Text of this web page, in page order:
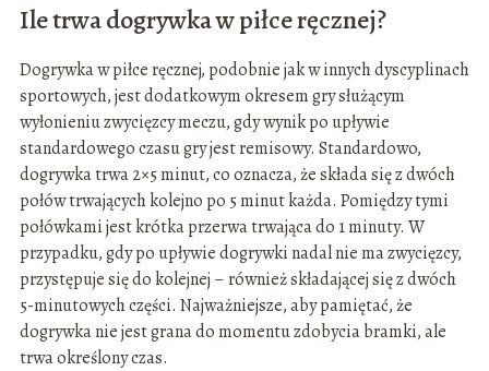
Ile trwa dogrywka w piłce ręcznej?
Dogrywka w piłce ręcznej, podobnie jak w innych dyscyplinach
sportowych, jest dodatkowym okresem gry służącym
wyłonieniu zwycięzcy meczu, gdy wynik po upływie
standardowego czasu gry jest remisowy. Standardowo,
dogrywka trwa 2×5 minut, co oznacza, że składa się z dwóch
połów trwających kolejno po 5 minut każda. Pomiędzy tymi
połówkami jest krótka przerwa trwająca do 1 minuty. W
przypadku, gdy po upływie dogrywki nadal nie ma zwycięzcy,
przystępuje się do kolejnej – również składającej się z dwóch
5-minutowych części. Najważniejsze, aby pamiętać, że
dogrywka nie jest grana do momentu zdobycia bramki, ale
trwa określony czas.